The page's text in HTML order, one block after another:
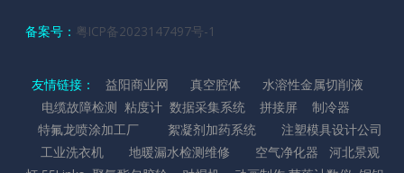
备案号： 粤ICP备2023147497号-1
友情链接： 益阳商业网 真空腔体
水溶性金属切削液
电缆故障检测 粘度计 数据采集系统 拼接屏
制冷器
特氟龙喷涂加工厂
絮凝剂加药系统
注塑模具设计公司
工业洗衣机
地暖漏水检测维修 空气净化器
河北景观